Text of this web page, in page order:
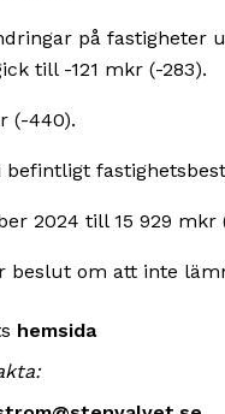
på fastigheter
till -121 mkr (-283).
(-440).
2024 till 15 929 mkr
om att inte
hemsida